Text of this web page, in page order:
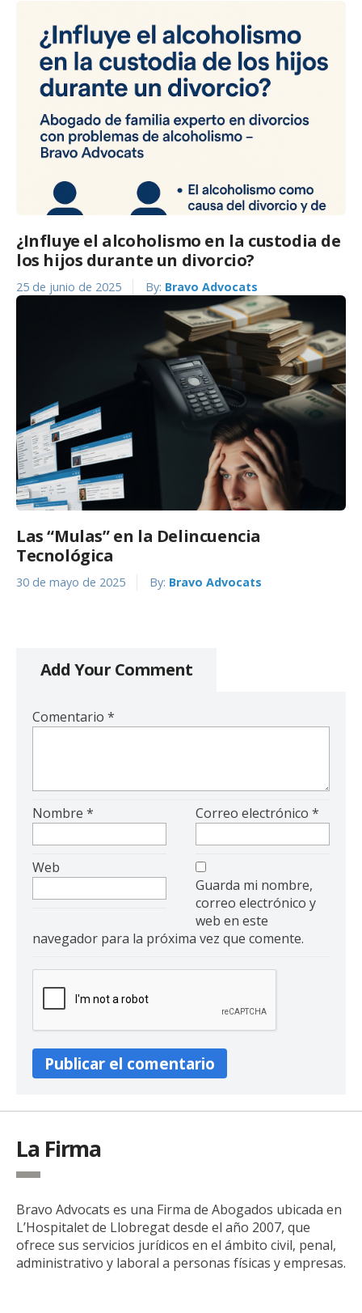
¿Influye el alcoholismo en la custodia de
los hijos durante un divorcio?
25 de junio de 2025 By: Bravo Advocats
Las “Mulas” en la Delincuencia
Tecnológica
30 de mayo de 2025 By: Bravo Advocats
Add Your Comment
Comentario *
Nombre * Correo electrónico*
Web
Guarda mi nombre,
correo electrónico y
web en este
navegador para la próxima vez que comente.
La Firma
Bravo Advocats es una Firma de Abogados ubicada en
L’Hospitalet de Llobregat desde el año 2007, que
ofrece sus servicios jurídicos en el ámbito civil, penal,
administrativo y laboral a personas físicas y empresas.